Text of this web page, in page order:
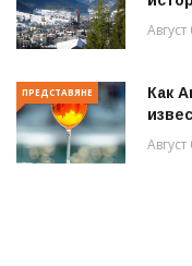
ПРЕДСТАВЯНЕ
Как